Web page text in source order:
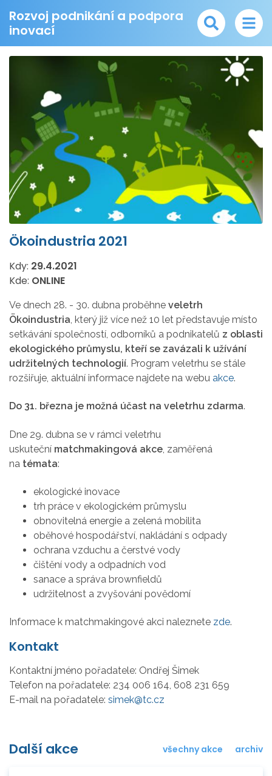
Rozvoj podnikání a podpora
inovací
Ökoindustria 2021
Kdy: 29.4.2021
Kde: ONLINE
Ve dnech 28. - 30. dubna proběhne veletrh
Ökoindustria, který již více než 10 let představuje místo
setkávání společností, odborníků a podnikatelů z oblasti
ekologického průmyslu, kteří se zavázali k užívání
udržitelných technologií. Program veletrhu se stále
rozšiřuje, aktuální informace najdete na webu akce.
Do 31. března je možná účast na veletrhu zdarma.
Dne 29. dubna se v rámci veletrhu
uskuteční matchmakingová akce , zaměřená
na témata:
ekologické inovace
trh práce v ekologickém průmyslu
obnovitelná energie a zelená mobilita
oběhové hospodářství, nakládání s odpady
ochrana vzduchu a čerstvé vody
čištění vody a odpadních vod
sanace a správa brownfieldů
udržitelnost a zvyšování povědomí
Informace k matchmakingové akci naleznete zde.
Kontakt
Kontaktní jméno pořadatele: Ondřej Šimek
Telefon na pořadatele: 234 006 164, 608 231 659
E-mail na pořadatele: simek@tc.cz
Další akce všechny akce archiv